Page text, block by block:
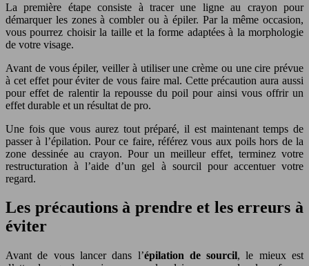
La première étape consiste à tracer une ligne au crayon pour
démarquer les zones à combler ou à épiler. Par la même occasion,
vous pourrez choisir la taille et la forme adaptées à la morphologie
de votre visage.
Avant de vous épiler, veiller à utiliser une crème ou une cire prévue
à cet effet pour éviter de vous faire mal. Cette précaution aura aussi
pour effet de ralentir la repousse du poil pour ainsi vous offrir un
effet durable et un résultat de pro.
Une fois que vous aurez tout préparé, il est maintenant temps de
passer à l’épilation. Pour ce faire, référez vous aux poils hors de la
zone dessinée au crayon. Pour un meilleur effet, terminez votre
restructuration à l’aide d’un gel à sourcil pour accentuer votre
regard.
Les précautions à prendre et les erreurs à
éviter
Avant de vous lancer dans l’épilation de sourcil, le mieux est